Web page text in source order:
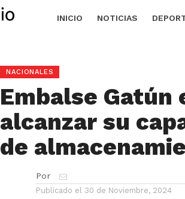
INICIO NOTICIAS
NACIONALES
Embalse Gatún
alcanzar su
de
Por
Publicado el 30 de Noviembre, 2024